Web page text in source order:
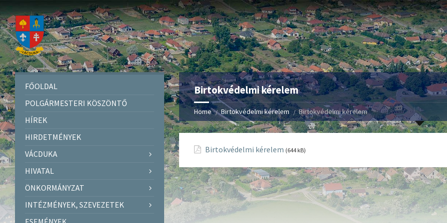
Birtokvédelmi kérelem
Home Birtokvédelmi kérelem Birtokvédelmi kérelem
Birtokvédelmi kérelem (644 kB)
FŐOLDAL
POLGÁRMESTERI KÖSZÖNTŐ
HÍREK
HIRDETMÉNYEK
VÁCDUKA
HIVATAL
ÖNKORMÁNYZAT
INTÉZMÉNYEK, SZEVEZETEK